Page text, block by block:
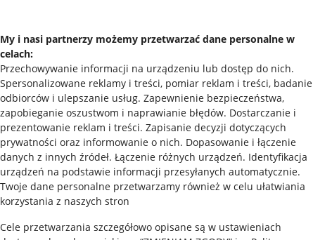
My i nasi partnerzy możemy przetwarzać dane personalne w
celach:
Przechowywanie informacji na urządzeniu lub dostęp do nich.
Spersonalizowane reklamy i treści, pomiar reklam i treści, badanie
odbiorców i ulepszanie usług. Zapewnienie bezpieczeństwa,
zapobieganie oszustwom i naprawianie błędów. Dostarczanie i
prezentowanie reklam i treści. Zapisanie decyzji dotyczących
prywatności oraz informowanie o nich. Dopasowanie i łączenie
danych z innych źródeł. Łączenie różnych urządzeń. Identyfikacja
urządzeń na podstawie informacji przesyłanych automatycznie.
Twoje dane personalne przetwarzamy również w celu ułatwiania
korzystania z naszych stron
Cele przetwarzania szczegółowo opisane są w ustawieniach
Pobierz aplikację